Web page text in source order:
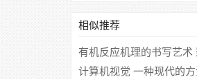
相似推荐
有机反应机理的书写艺术
计算机视觉 一种现代的